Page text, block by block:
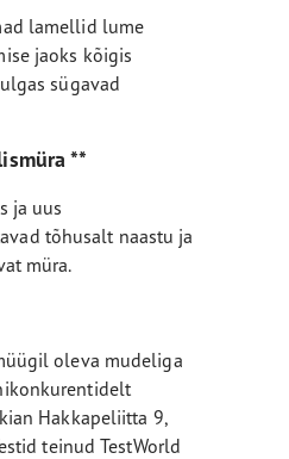
lamellid lume
jaoks kõigis
sügavad
**
ja uus
tõhusalt naastu ja
müra.
oleva mudeliga
Hakkapeliitta 9,
teinud TestWorld